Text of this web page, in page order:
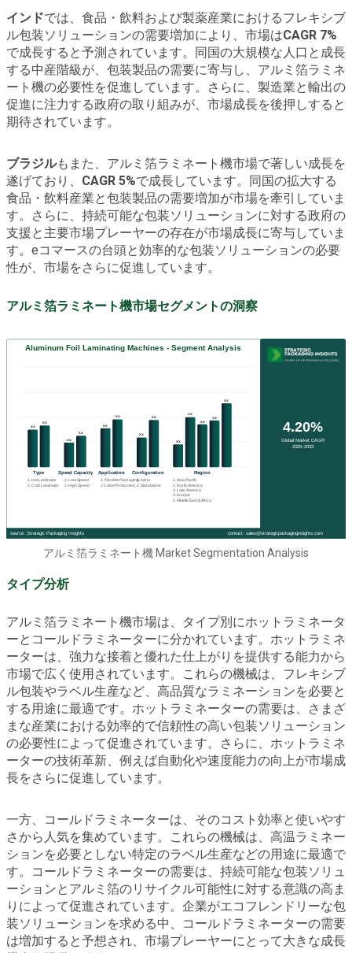
インドでは、食品・飲料および製薬産業におけるフレキシブ
ル包装ソリューションの需要増加により、市場はCAGR 7%
で成長すると予測されています。同国の大規模な人口と成長
する中産階級が、包装製品の需要に寄与し、アルミ箔ラミネ
ート機の必要性を促進しています。さらに、製造業と輸出の
促進に注力する政府の取り組みが、市場成長を後押しすると
期待されています。
ブラジルもまた、アルミ箔ラミネート機市場で著しい成長を
遂げており、 CAGR 5%で成長しています。同国の拡大する
食品・飲料産業と包装製品の需要増加が市場を牽引していま
す。さらに、持続可能な包装ソリューションに対する政府の
支援と主要市場プレーヤーの存在が市場成長に寄与していま
す。eコマースの台頭と効率的な包装ソリューションの必要
性が、市場をさらに促進しています。
アルミ箔ラミネート機市場セグメントの洞察
アルミ箔ラミネート機 Market Segmentation Analysis
タイプ分析
アルミ箔ラミネート機市場は、タイプ別にホットラミネータ
ーとコールドラミネーターに分かれています。ホットラミネ
ーターは、強力な接着と優れた仕上がりを提供する能力から
市場で広く使用されています。これらの機械は、フレキシブ
ル包装やラベル生産など、高品質なラミネーションを必要と
する用途に最適です。ホットラミネーターの需要は、さまざ
まな産業における効率的で信頼性の高い包装ソリューション
の必要性によって促進されています。さらに、ホットラミネ
ーターの技術革新、例えば自動化や速度能力の向上が市場成
長をさらに促進しています。
一方、コールドラミネーターは、そのコスト効率と使いやす
さから人気を集めています。これらの機械は、高温ラミネー
ションを必要としない特定のラベル生産などの用途に最適で
す。コールドラミネーターの需要は、持続可能な包装ソリュ
ーションとアルミ箔のリサイクル可能性に対する意識の高ま
りによって促進されています。企業がエコフレンドリーな包
装ソリューションを求める中、コールドラミネーターの需要
は増加すると予想され、市場プレーヤーにとって大きな成長